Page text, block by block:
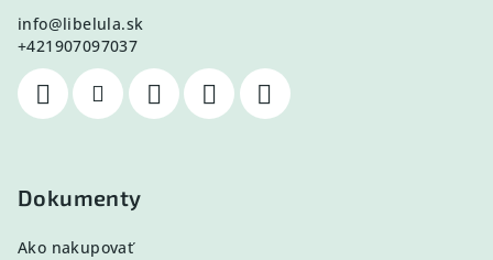
info@libelula.sk
+421907097037
Dokumenty
Ako nakupovať